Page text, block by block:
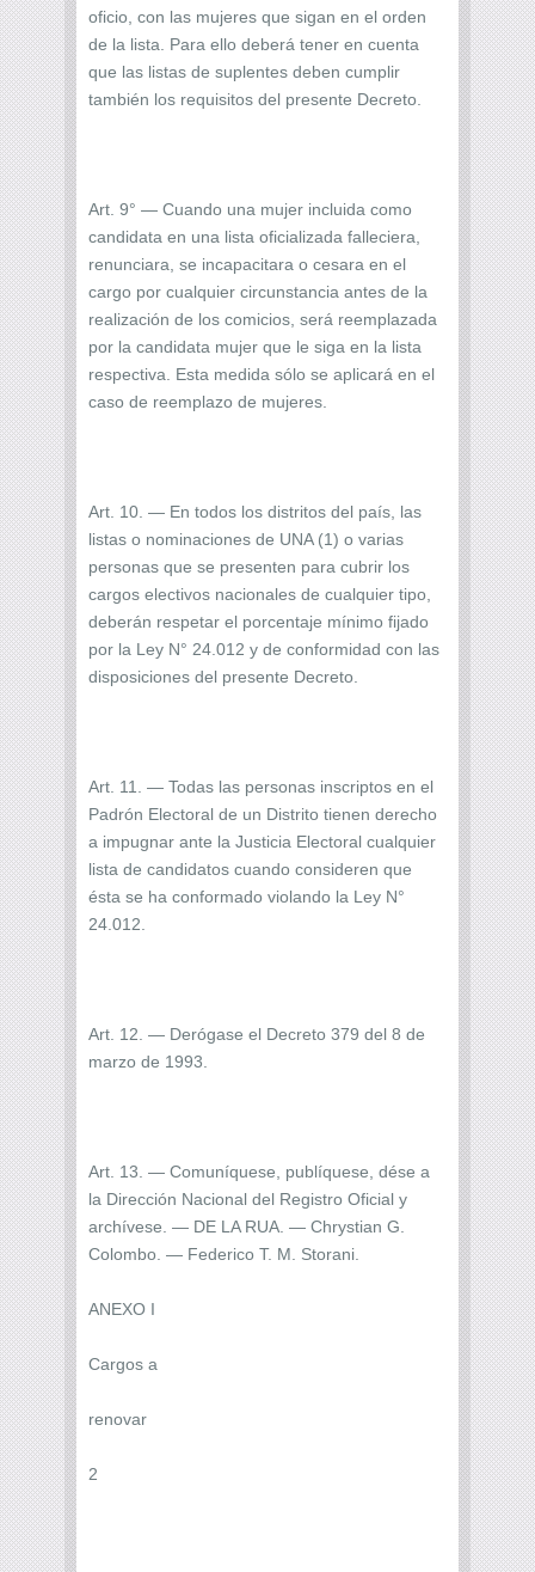
oficio, con las mujeres que sigan en el orden
de la lista. Para ello deberá tener en cuenta
que las listas de suplentes deben cumplir
también los requisitos del presente Decreto.
Art. 9° — Cuando una mujer incluida como
candidata en una lista oficializada falleciera,
renunciara, se incapacitara o cesara en el
cargo por cualquier circunstancia antes de la
realización de los comicios, será reemplazada
por la candidata mujer que le siga en la lista
respectiva. Esta medida sólo se aplicará en el
caso de reemplazo de mujeres.
Art. 10. — En todos los distritos del país, las
listas o nominaciones de UNA (1) o varias
personas que se presenten para cubrir los
cargos electivos nacionales de cualquier tipo,
deberán respetar el porcentaje mínimo fijado
por la Ley N° 24.012 y de conformidad con las
disposiciones del presente Decreto.
Art. 11. — Todas las personas inscriptos en el
Padrón Electoral de un Distrito tienen derecho
a impugnar ante la Justicia Electoral cualquier
lista de candidatos cuando consideren que
ésta se ha conformado violando la Ley N°
24.012.
Art. 12. — Derógase el Decreto 379 del 8 de
marzo de 1993.
Art. 13. — Comuníquese, publíquese, dése a
la Dirección Nacional del Registro Oficial y
archívese. — DE LA RUA. — Chrystian G.
Colombo. — Federico T. M. Storani.
ANEXO I
Cargos a
renovar
2